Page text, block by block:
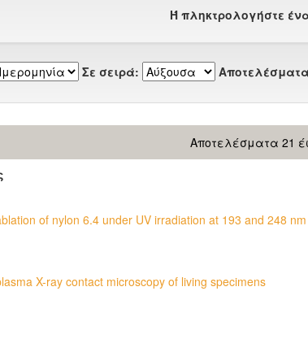
Ή πληκτρολογήστε
Σε σειρά:
Αποτελέσματα 21
of nylon 6.4 under UV irradiation at 193 and 248 nm
X-ray contact microscopy of living specimens